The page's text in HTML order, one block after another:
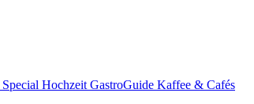
Special Hochzeit GastroGuide Kaffee & Cafés